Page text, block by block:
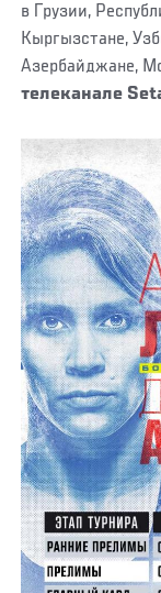
в Грузии,
Кыргызстане,
Азербайджане,
телеканале